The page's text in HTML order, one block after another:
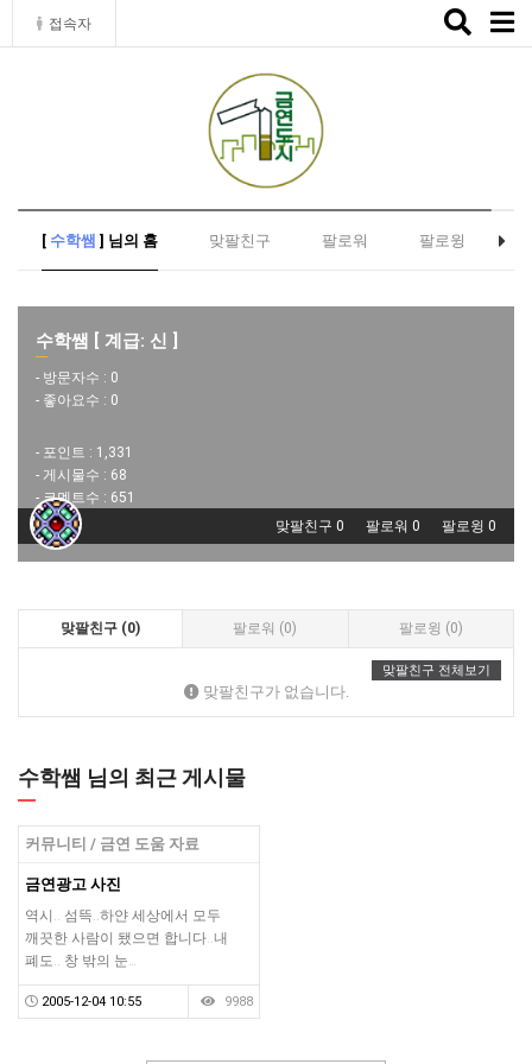
접속자
Toggle
[ 수학쌤 ] 님의 홈 맞팔친구 팔로워 팔로윙
수학쌤 [ 계급: 신 ]
- 방문자수 : 0
- 좋아요수 : 0
- 포인트 : 1,331
- 게시물수 : 68
- 코멘트수 : 651
맞팔친구 0
팔로워 0 팔로윙 0
맞팔친구 (0) 팔로워 (0) 팔로윙 (0)
맞팔친구 전체보기
맞팔친구가 없습니다.
수학쌤 님의 최근 게시물
커뮤니티 / 금연 도움 자료
금연광고 사진
역시.. 섬뜩..하얀 세상에서 모두
깨끗한 사람이 됐으면 합니다..내
폐도.. 창 밖의 눈…
2005-12-04 10:55 9988